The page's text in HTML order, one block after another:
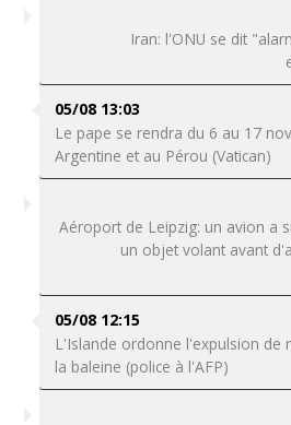
Iran: l'ONU se dit
05/08 13:03
Le pape se rendra du 6 au 17
Argentine et au Pérou (Vatican)
Aéroport de Leipzig: un avion a
un objet volant avant
05/08 12:15
L'Islande ordonne l'expulsion de
la baleine (police à l'AFP)